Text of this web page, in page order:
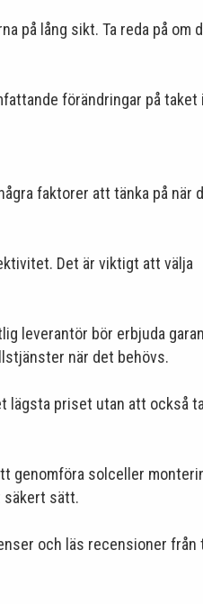
på lång sikt. Ta reda på om
förändringar på taket
faktorer att tänka på när
Det är viktigt att välja
leverantör bör erbjuda
när det behövs.
priset utan att också ta
genomföra solceller
säkert sätt.
och läs recensioner från